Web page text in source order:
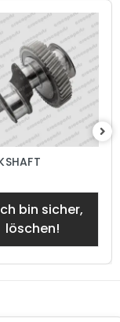
bin sicher,
löschen!